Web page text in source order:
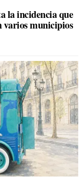
la incidencia que
varios municipios